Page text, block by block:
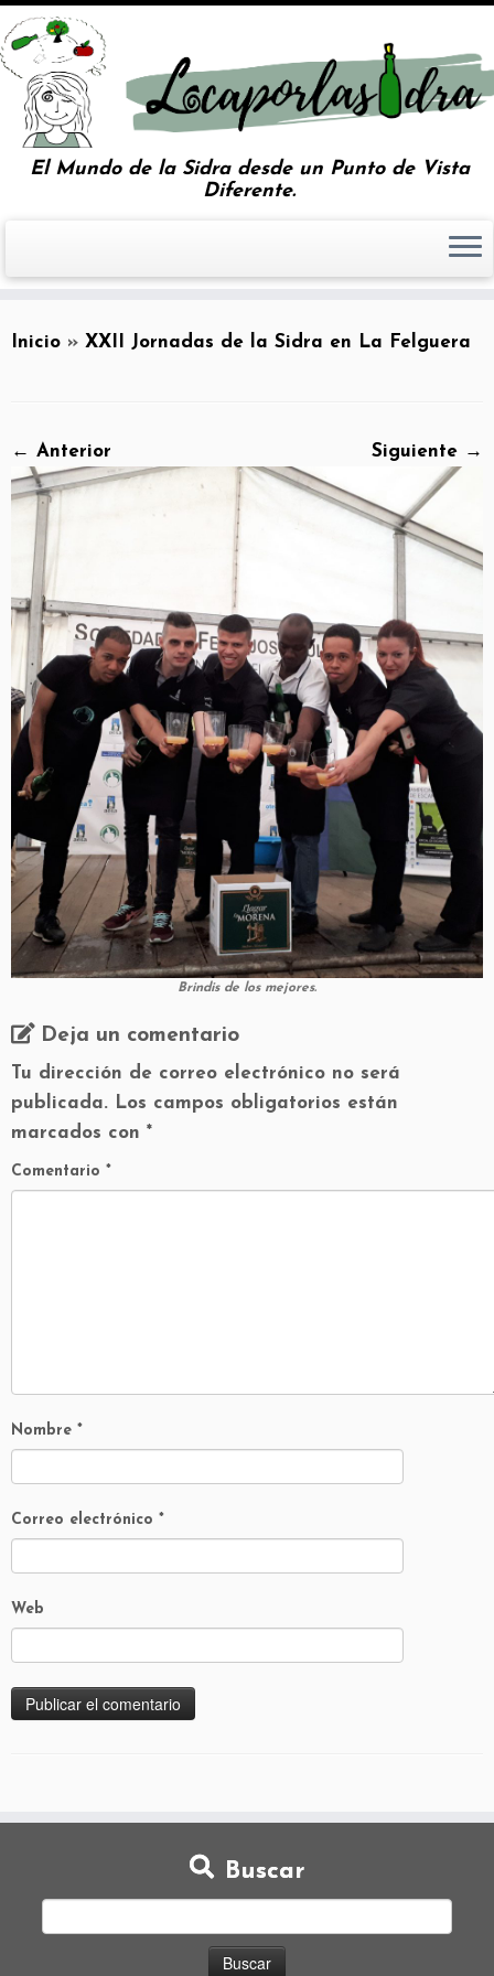
El Mundo de la Sidra desde un Punto de Vista
Diferente.
Inicio » XXII Jornadas de la Sidra en La Felguera
← Anterior Siguiente →
Brindis de los mejores.
Deja un comentario
Tu dirección de correo electrónico no será
publicada. Los campos obligatorios están
marcados con *
Comentario *
Nombre *
Correo electrónico *
Web
Buscar